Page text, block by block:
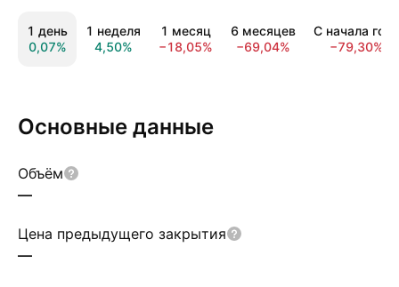
1 день
0,07%
1 неделя
4,50%
1 месяц
−18,05%
6 месяцев
−69,04%
С начала года
−79,30%
Основные данные
Объём
—
Цена предыдущего закрытия
—